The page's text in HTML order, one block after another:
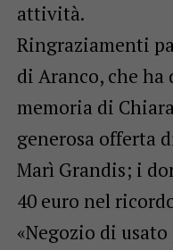
attività.
Ringraziamenti
di Aranco, che
memoria di
generosa offerta
Marì Grandis; i
40 euro nel
«Negozio di